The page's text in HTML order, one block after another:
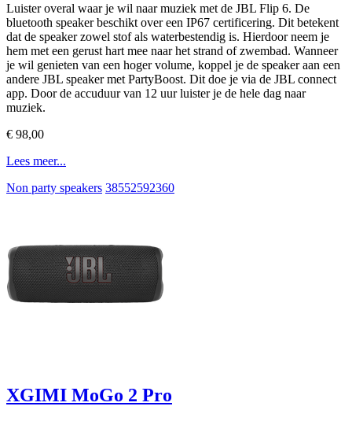
Luister overal waar je wil naar muziek met de JBL Flip 6. De
bluetooth speaker beschikt over een IP67 certificering. Dit betekent
dat de speaker zowel stof als waterbestendig is. Hierdoor neem je
hem met een gerust hart mee naar het strand of zwembad. Wanneer
je wil genieten van een hoger volume, koppel je de speaker aan een
andere JBL speaker met PartyBoost. Dit doe je via de JBL connect
app. Door de accuduur van 12 uur luister je de hele dag naar
muziek.
€ 98,00
Lees meer...
Non party speakers 38552592360
XGIMI MoGo 2 Pro